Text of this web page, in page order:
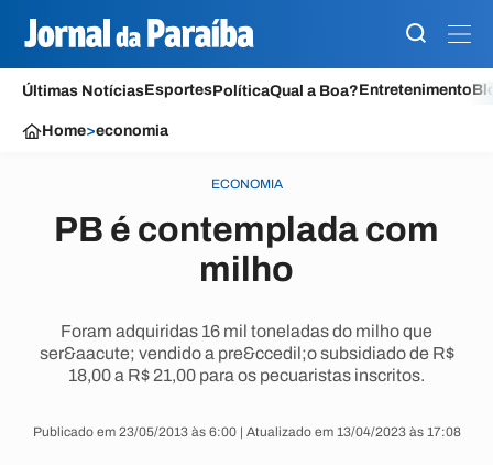
Últimas NotíciasEsportesPolíticaQual a Boa?Entretenimento
Home>economia
ECONOMIA
PB é contemplada com
milho
Foram adquiridas 16 mil toneladas do milho que
ser&aacute; vendido a pre&ccedil;o subsidiado de R$
18,00 a R$ 21,00 para os pecuaristas inscritos.
Publicado em 23/05/2013 às 6:00 | Atualizado em 13/04/2023 às 17:08